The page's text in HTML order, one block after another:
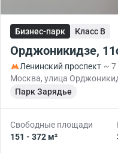
Бизнес-парк Класс B
Орджоникидзе,
Ленинский проспект ~ 7
Москва, улица
Парк Зарядье
Свободные площади
151 - 372 м²